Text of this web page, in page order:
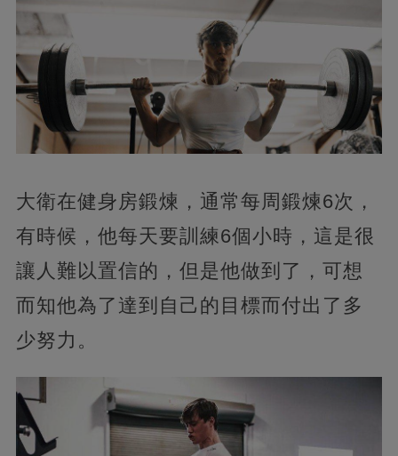
大衛在健身房鍛煉，通常每周鍛煉6次，
有時候，他每天要訓練6個小時，這是很
讓人難以置信的，但是他做到了，可想
而知他為了達到自己的目標而付出了多
少努力。